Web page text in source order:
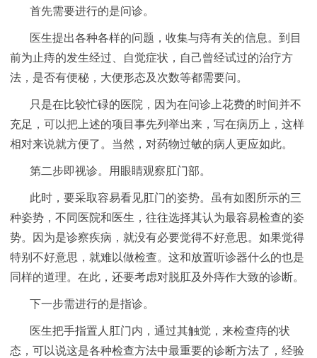
首先需要进行的是问诊。
医生提出各种各样的问题，收集与痔有关的信息。到目
前为止痔的发生经过、自觉症状，自己曾经试过的治疗方
法，是否有便秘，大便形态及次数等都需要问。
只是在比较忙碌的医院，因为在问诊上花费的时间并不
充足，可以把上述的项目事先列举出来，写在病历上，这样
相对来说就方便了。当然，对药物过敏的病人更应如此。
第二步即视诊。用眼睛观察肛门部。
此时，要采取容易看见肛门的姿势。虽有如图所示的三
种姿势，不同医院和医生，往往选择其认为最容易检查的姿
势。因为是诊察疾病，就没有必要觉得不好意思。如果觉得
特别不好意思，就难以做检查。这和放置听诊器什么的也是
同样的道理。在此，还要考虑对脱肛及外痔作大致的诊断。
下一步需进行的是指诊。
医生把手指置人肛门内，通过其触觉，来检查痔的状
态，可以说这是各种检查方法中最重要的诊断方法了，经验